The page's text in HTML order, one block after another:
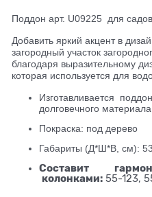
Поддон арт. U09225 для
Добавить яркий акцент в
загородный участок
благодаря выразительному
которая используется для
Изготавливается
долговечного
Покраска: под дерево
Габариты (Д*Ш*В, см):
Составит
колонками: 55-123,